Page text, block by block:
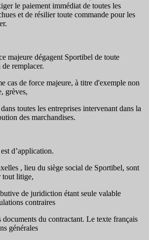
le paiement immédiat de toutes les
et de résilier toute commande pour les
majeure dégagent Sportibel de toute
remplacer.
cas de force majeure, à titre d'exemple non
grèves,
toutes les entreprises intervenant dans la
des marchandises.
d’application.
, lieu du siège social de Sportibel, sont
tout litige,
de juridiction étant seule valable
contraires
du contractant. Le texte français
générales